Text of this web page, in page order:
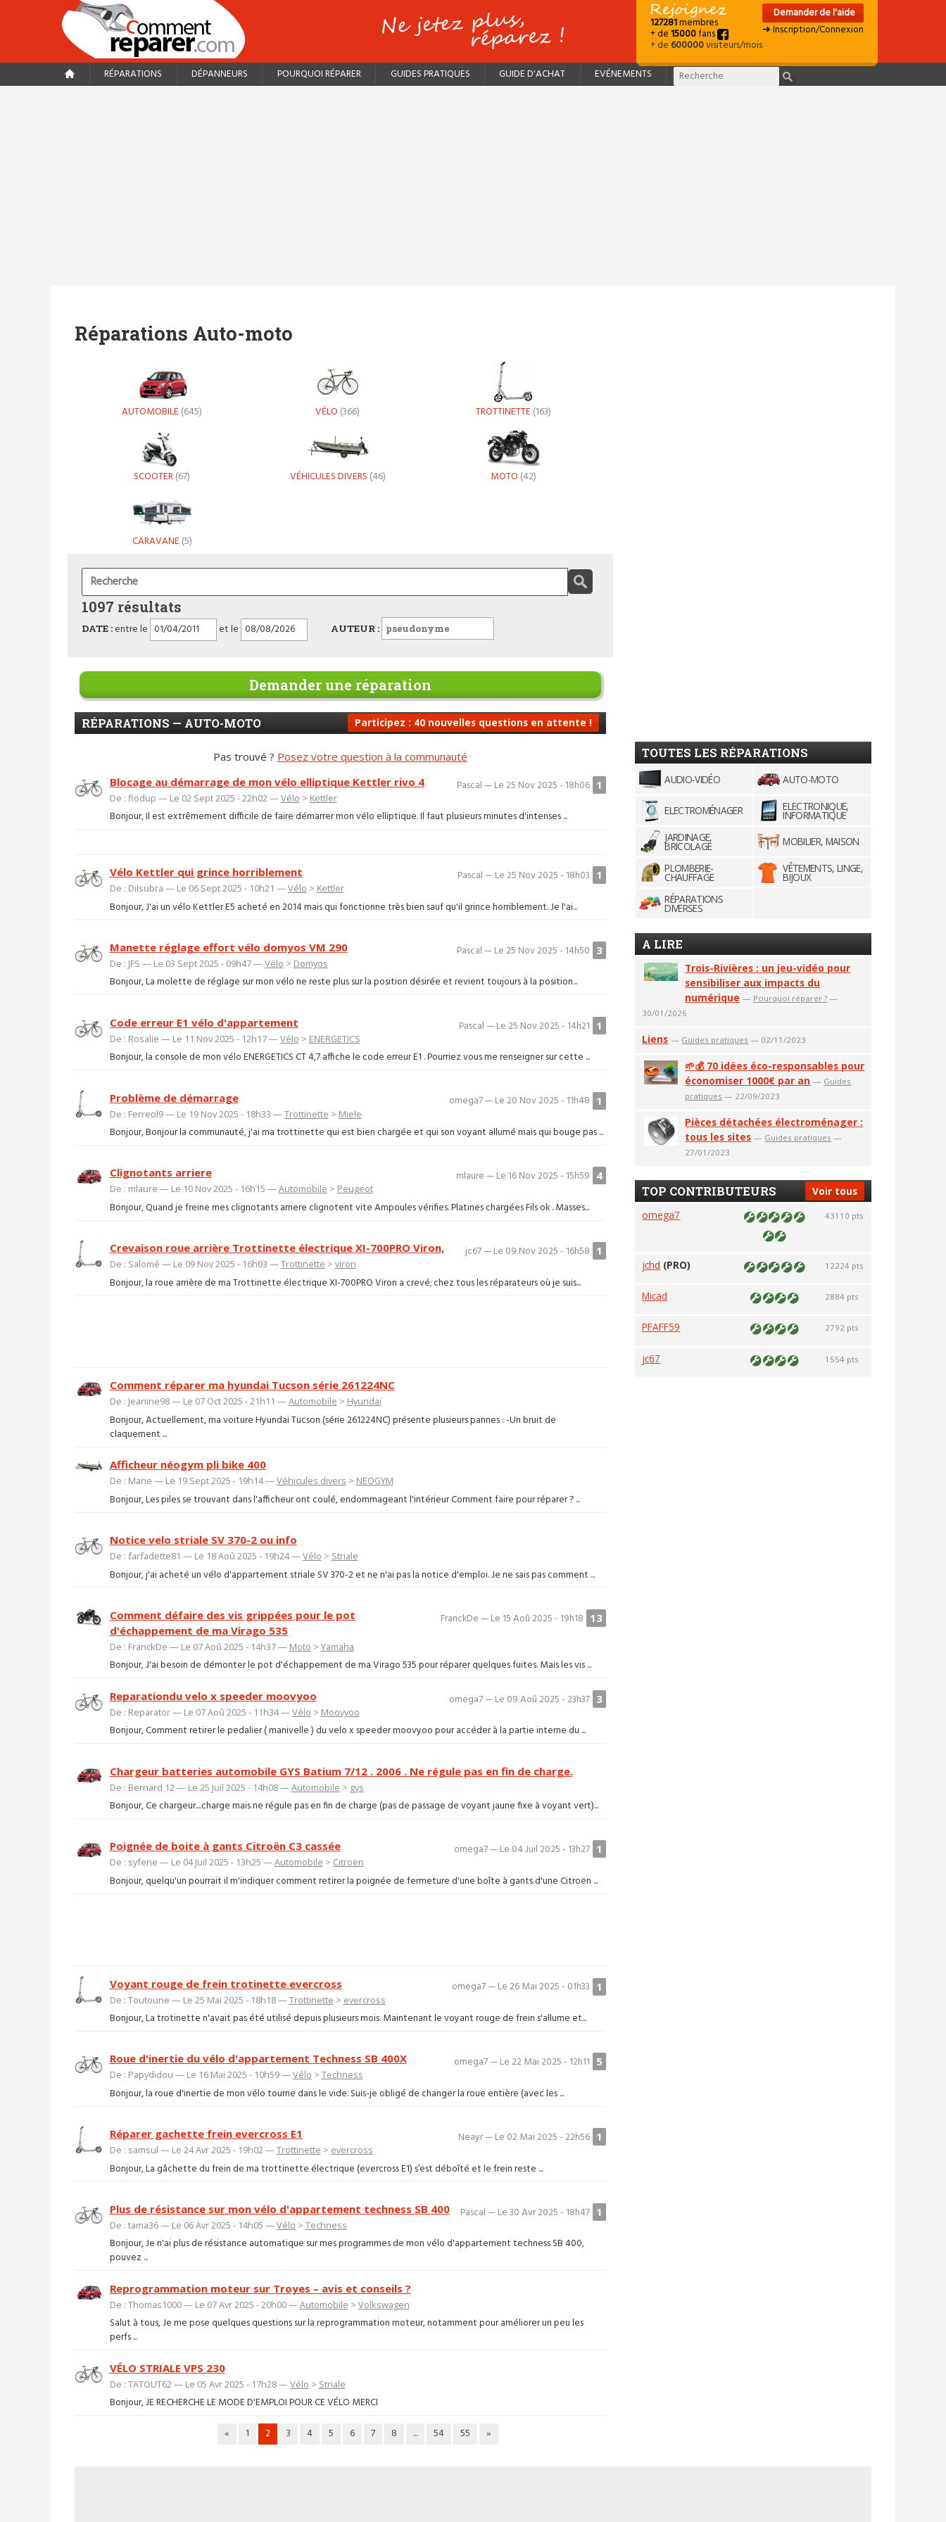
127281membres
+ de15000fans
+ de600000visiteurs/mois
Demander de l'aide
➜ Inscription/Connexion
RÉPARATIONS DÉPANNEURS POURQUOI RÉPARER GUIDES PRATIQUES GUIDE D'ACHAT EVÉNEMENTS
Réparations Auto-moto
AUTOMOBILE (645) VÉLO (366) TROTTINETTE (163)
SCOOTER(67) VÉHICULES DIVERS (46) MOTO (42)
CARAVANE (5)
1097 résultats
DATE : entre le et le AUTEUR :
Demander une réparation
Participez : 40 nouvelles questions en attente !
RÉPARATIONS — AUTO-MOTO
Pas trouvé ? Posez votre question à la communauté
1
Pascal — Le 25 Nov 2025 - 18h06
Blocage au démarrage de mon vélo elliptique Kettler rivo 4
De : flodup — Le 02 Sept 2025 - 22h02 —Vélo > Kettler
Bonjour, Il est extrêmement difficile de faire démarrer mon vélo elliptique. Il faut plusieurs minutes d'intenses ...
1
Pascal — Le 25 Nov 2025 - 18h03
Vélo Kettler qui grince horriblement
De : Dilsubra — Le 06 Sept 2025 - 10h21 —Vélo > Kettler
Bonjour, J'ai un vélo Kettler E5 acheté en 2014 mais qui fonctionne très bien sauf qu'il grince horriblement. Je l'ai...
3
Pascal — Le 25 Nov 2025 - 14h50
Manette réglage effort vélo domyos VM 290
De : JFS — Le 03 Sept 2025 - 09h47 —Vélo > Domyos
Bonjour, La molette de réglage sur mon vélo ne reste plus sur la position désirée et revient toujours à la position...
1
Pascal — Le 25 Nov 2025 - 14h21
Code erreur E1 vélo d'appartement
De : Rosalie — Le 11 Nov 2025 - 12h17 —Vélo > ENERGETICS
Bonjour, la console de mon vélo ENERGETICS CT 4,7 affiche le code erreur E1 . Pourriez vous me renseigner sur cette ...
1
omega7 — Le 20 Nov 2025 - 11h48
Problème de démarrage
De : Ferreol9 — Le 19 Nov 2025 - 18h33 —Trottinette > Miele
Bonjour, Bonjour la communauté, j'ai ma trottinette qui est bien chargée et qui son voyant allumé mais qui bouge pas ...
4
mlaure — Le 16 Nov 2025 - 15h59
Clignotants arriere
De : mlaure — Le 10 Nov 2025 - 16h15 —Automobile > Peugeot
Bonjour, Quand je freine mes clignotants arriere clignotent vite Ampoules vérifies. Platines chargées Fils ok . Masses...
1
jc67 — Le 09 Nov 2025 - 16h58
Crevaison roue arrière Trottinette électrique XI-700PRO Viron,
De : Salomé — Le 09 Nov 2025 - 16h03 —Trottinette > viron
Bonjour, la roue arrière de ma Trottinette électrique XI-700PRO Viron a crevé; chez tous les réparateurs où je suis...
Comment réparer ma hyundai Tucson série 261224NC
De : Jeanine98 — Le 07 Oct 2025 - 21h11 —Automobile > Hyundai
Bonjour, Actuellement, ma voiture Hyundai Tucson (série 261224NC) présente plusieurs pannes : -Un bruit de
claquement ...
Afficheur néogym pli bike 400
De : Marie — Le 19 Sept 2025 - 19h14 —Véhicules divers > NEOGYM
Bonjour, Les piles se trouvant dans l'afficheur ont coulé, endommageant l'intérieur Comment faire pour réparer ? ...
Notice velo striale SV 370-2 ou info
De : farfadette81 — Le 18 Aoû 2025 - 19h24 —Vélo > Striale
Bonjour, j'ai acheté un vélo d'appartement striale SV 370-2 et ne n'ai pas la notice d'emploi. Je ne sais pas comment ...
13
FranckDe — Le 15 Aoû 2025 - 19h18
Comment défaire des vis grippées pour le pot
d'échappement de ma Virago 535
De : FranckDe — Le 07 Aoû 2025 - 14h37 — Moto > Yamaha
Bonjour, J'ai besoin de démonter le pot d'échappement de ma Virago 535 pour réparer quelques fuites. Mais les vis ...
3
omega7 — Le 09 Aoû 2025 - 23h37
Reparationdu velo x speeder moovyoo
De : Reparator — Le 07 Aoû 2025 - 11h34 —Vélo > Moovyoo
Bonjour, Comment retirer le pedalier ( manivelle ) du velo x speeder moovyoo pour accéder à la partie interne du ...
Chargeur batteries automobile GYS Batium 7/12 . 2006 . Ne régule pas en fin de charge.
De : Bernard 12 — Le 25 Juil 2025 - 14h08 —Automobile > gys
Bonjour, Ce chargeur....charge mais ne régule pas en fin de charge (pas de passage de voyant jaune fixe à voyant vert)...
1
omega7 — Le 04 Juil 2025 - 13h27
Poignée de boite à gants Citroën C3 cassée
De : syfene — Le 04 Juil 2025 - 13h25 —Automobile > Citroën
Bonjour, quelqu'un pourrait il m'indiquer comment retirer la poignée de fermeture d'une boîte à gants d'une Citroën ...
1
omega7 — Le 26 Mai 2025 - 01h33
Voyant rouge de frein trotinette evercross
De : Toutoune — Le 25 Mai 2025 - 18h18 —Trottinette > evercross
Bonjour, La trotinette n'avait pas été utilisé depuis plusieurs mois. Maintenant le voyant rouge de frein s'allume et...
5
omega7 — Le 22 Mai 2025 - 12h11
Roue d'inertie du vélo d'appartement Techness SB 400X
De : Papydidou — Le 16 Mai 2025 - 10h59 —Vélo > Techness
Bonjour, la roue d'inertie de mon vélo tourne dans le vide. Suis-je obligé de changer la roue entière (avec les ...
1
Neayr — Le 02 Mai 2025 - 22h56
Réparer gachette frein evercross E1
De : samsul — Le 24 Avr 2025 - 19h02 —Trottinette > evercross
Bonjour, La gâchette du frein de ma trottinette électrique (evercross E1) s’est déboîté et le frein reste ...
1
Pascal — Le 30 Avr 2025 - 18h47
Plus de résistance sur mon vélo d'appartement techness SB 400
De : tama36 — Le 06 Avr 2025 - 14h05 —Vélo > Techness
Bonjour, Je n'ai plus de résistance automatique sur mes programmes de mon vélo d'appartement techness SB 400,
pouvez ...
Reprogrammation moteur sur Troyes – avis et conseils ?
De : Thomas1000 — Le 07 Avr 2025 - 20h00 —Automobile > Volkswagen
Salut à tous, Je me pose quelques questions sur la reprogrammation moteur, notamment pour améliorer un peu les
perfs ...
VÉLO STRIALE VPS 230
De : TATOUT62 — Le 05 Avr 2025 - 17h28 —Vélo > Striale
Bonjour, JE RECHERCHE LE MODE D'EMPLOI POUR CE VÉLO MERCI
« 1 2 3 4 5 6 7 8 ... 54 55 »
TOUTES LES RÉPARATIONS
AUDIO-VIDÉO AUTO-MOTO
ELECTROMÉNAGER ELECTRONIQUE,
INFORMATIQUE
JARDINAGE,
BRICOLAGE
MOBILIER, MAISON
PLOMBERIE-
CHAUFFAGE
VÊTEMENTS, LINGE,
BIJOUX
RÉPARATIONS
DIVERSES
A LIRE
Trois-Rivières : un jeu-vidéo pour
sensibiliser aux impacts du
numérique — Pourquoi réparer ? —
30/01/2026
Liens — Guides pratiques — 02/11/2023
🌱💰 70 idées éco-responsables pour
économiser 1000€ par an — Guides
pratiques — 22/09/2023
Pièces détachées électroménager :
tous les sites — Guides pratiques —
27/01/2023
Voir tous
TOP CONTRIBUTEURS
omega7 43110 pts
jchd (PRO) 12224 pts
Micad 2884 pts
PFAFF59 2792 pts
jc67 1554 pts